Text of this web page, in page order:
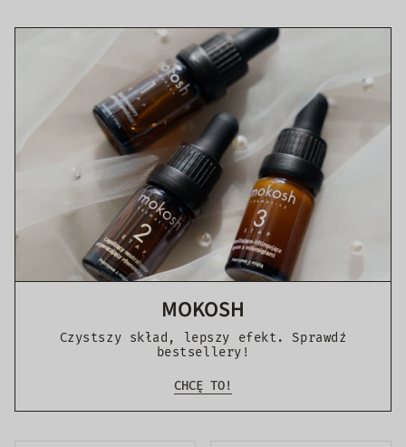
MOKOSH
Czystszy skład, lepszy efekt. Sprawdź
bestsellery!
CHCĘ TO!